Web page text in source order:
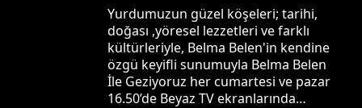
Yurdumuzun güzel köşeleri; tarihi,
doğası ,yöresel lezzetleri ve farklı
kültürleriyle, Belma Belen'in kendine
özgü keyifli sunumuyla Belma Belen
İle Geziyoruz her cumartesi ve pazar
16.50’de Beyaz TV ekranlarında…